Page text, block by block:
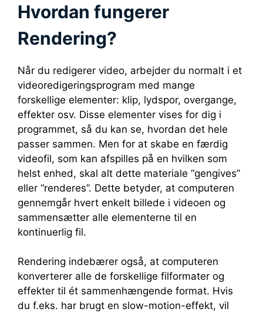
Hvordan fungerer
Rendering?
Når du redigerer video, arbejder du normalt i et
videoredigeringsprogram med mange
forskellige elementer: klip, lydspor, overgange,
effekter osv. Disse elementer vises for dig i
programmet, så du kan se, hvordan det hele
passer sammen. Men for at skabe en færdig
videofil, som kan afspilles på en hvilken som
helst enhed, skal alt dette materiale “gengives”
eller “renderes”. Dette betyder, at computeren
gennemgår hvert enkelt billede i videoen og
sammensætter alle elementerne til en
kontinuerlig fil.
Rendering indebærer også, at computeren
konverterer alle de forskellige filformater og
effekter til ét sammenhængende format. Hvis
du f.eks. har brugt en slow-motion-effekt, vil